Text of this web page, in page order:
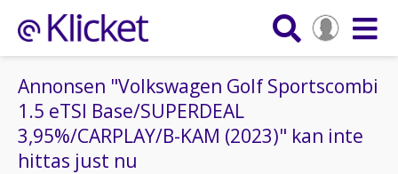
Annonsen "Volkswagen Golf Sportscombi
1.5 eTSI Base/SUPERDEAL
3,95%/CARPLAY/B-KAM (2023)" kan inte
hittas just nu